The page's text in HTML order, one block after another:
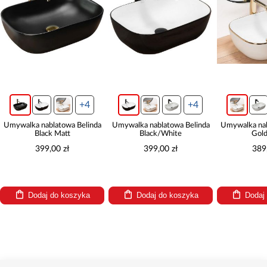
+4
Umywalka nablatowa Belinda
Black Matt
399,00 zł
Dodaj do koszyka
+4
Umywalka nablatowa Belinda
Black/White
399,00 zł
Dodaj do koszyka
Umywalka